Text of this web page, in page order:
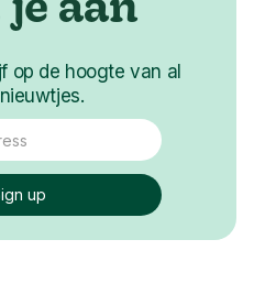
je aan
op de hoogte van al